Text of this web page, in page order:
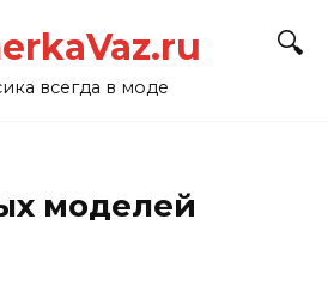
всегда в моде
моделей